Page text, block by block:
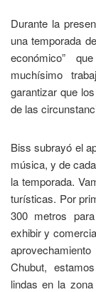
Durante la
una temporada
económico”
muchísimo
garantizar que
de las
Biss subrayó el
música, y de
la temporada.
turísticas. Por
300 metros
exhibir y
Chubut,
lindas en la